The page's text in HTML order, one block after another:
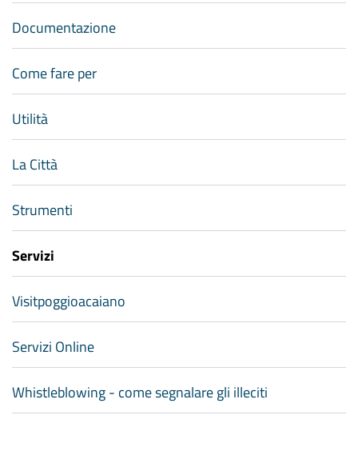
Documentazione
Come fare per
Utilità
La Città
Strumenti
Servizi
Visitpoggioacaiano
Servizi Online
Whistleblowing - come segnalare gli illeciti